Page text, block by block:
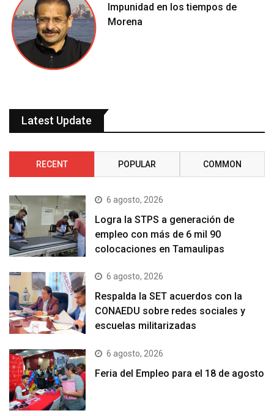
Impunidad en los tiempos de
Morena
Latest Update
RECENT POPULAR COMMON
6 agosto, 2026
Logra la STPS a generación de
empleo con más de 6 mil 90
colocaciones en Tamaulipas
6 agosto, 2026
Respalda la SET acuerdos con la
CONAEDU sobre redes sociales y
escuelas militarizadas
6 agosto, 2026
Feria del Empleo para el 18 de agosto